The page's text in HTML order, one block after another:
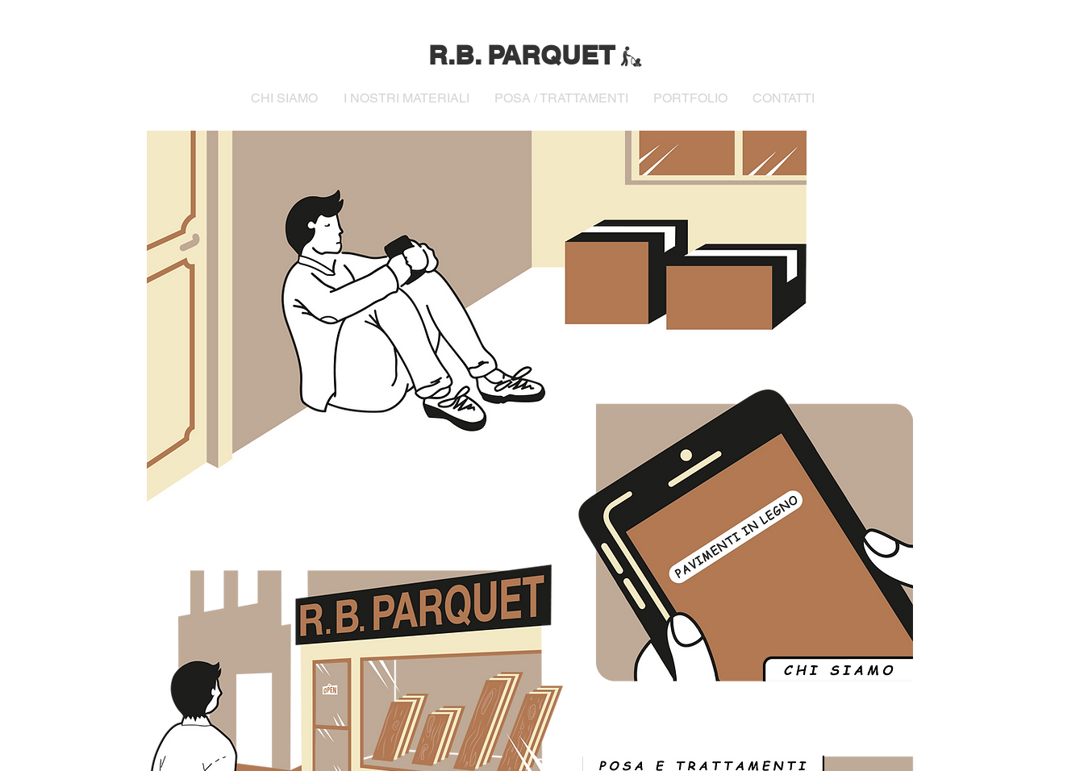
R.B. PARQUET
CHI SIAMO I NOSTRI MATERIALI POSA / TRATTAMENTI PORTFOLIO CONTATTI